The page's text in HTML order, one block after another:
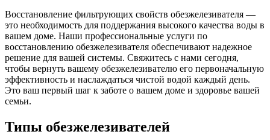
Восстановление фильтрующих свойств обезжелезивателя —
это необходимость для поддержания высокого качества воды в
вашем доме. Наши профессиональные услуги по
восстановлению обезжелезивателя обеспечивают надежное
решение для вашей системы. Свяжитесь с нами сегодня,
чтобы вернуть вашему обезжелезивателю его первоначальную
эффективность и наслаждаться чистой водой каждый день.
Это ваш первый шаг к заботе о вашем доме и здоровье вашей
семьи.
Типы обезжелезивателей